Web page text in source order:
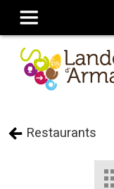
Restaurants